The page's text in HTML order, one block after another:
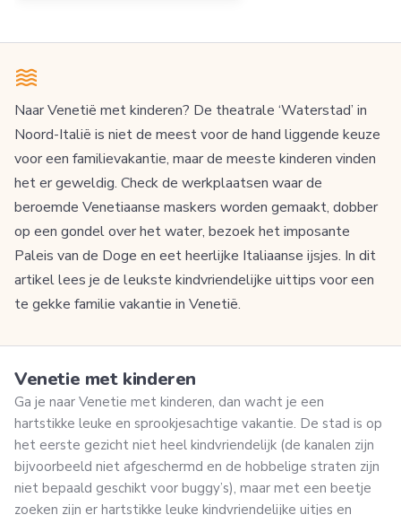
Naar Venetië met kinderen? De theatrale ‘Waterstad’ in
Noord-Italië is niet de meest voor de hand liggende keuze
voor een familievakantie, maar de meeste kinderen vinden
het er geweldig. Check de werkplaatsen waar de
beroemde Venetiaanse maskers worden gemaakt, dobber
op een gondel over het water, bezoek het imposante
Paleis van de Doge en eet heerlijke Italiaanse ijsjes. In dit
artikel lees je de leukste kindvriendelijke uittips voor een
te gekke familie vakantie in Venetië.
Venetie met kinderen
Ga je naar Venetie met kinderen, dan wacht je een
hartstikke leuke en sprookjesachtige vakantie. De stad is op
het eerste gezicht niet heel kindvriendelijk (de kanalen zijn
bijvoorbeeld niet afgeschermd en de hobbelige straten zijn
niet bepaald geschikt voor buggy’s), maar met een beetje
zoeken zijn er hartstikke leuke kindvriendelijke uitjes en